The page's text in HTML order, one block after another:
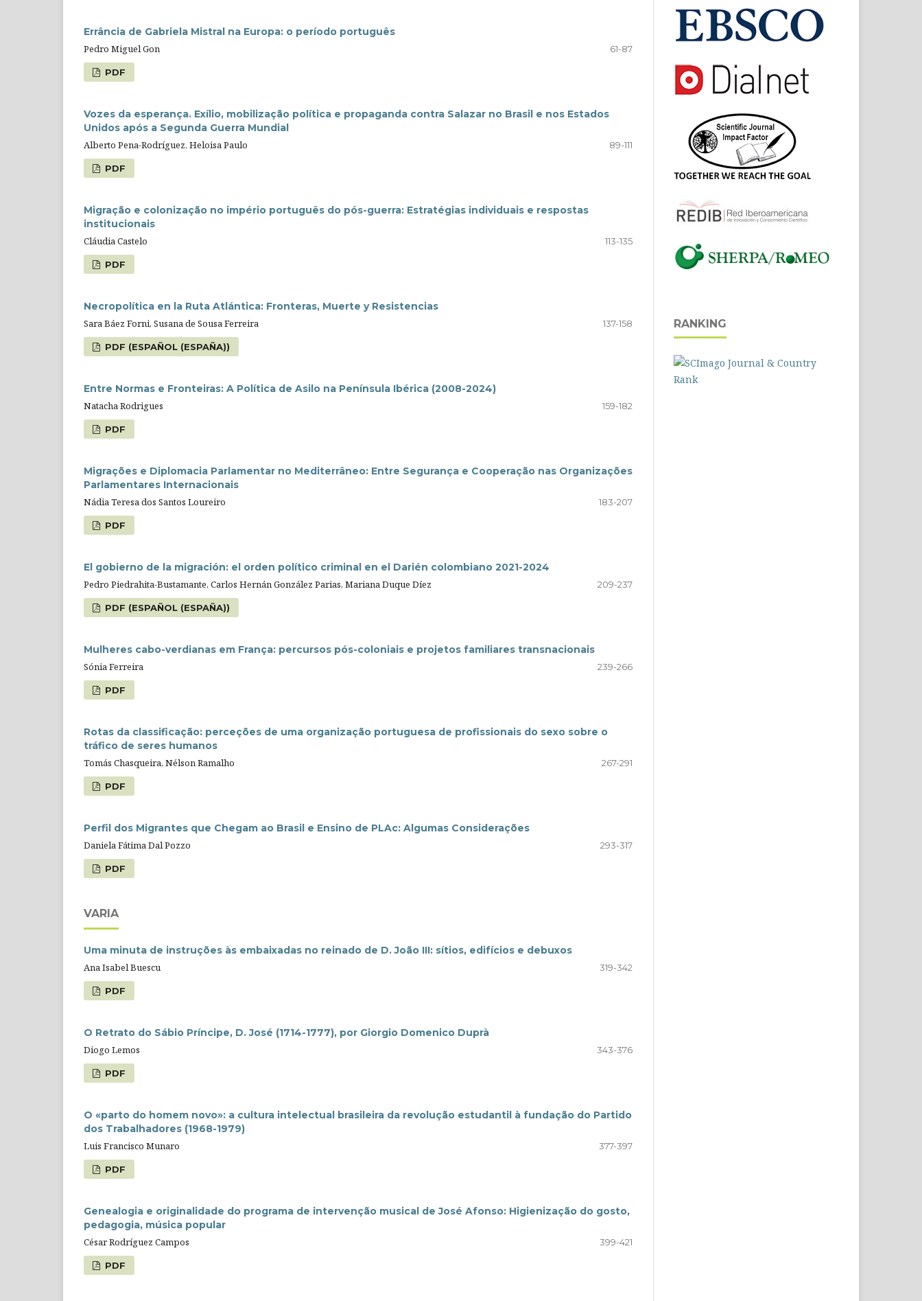
Errância de Gabriela Mistral na Europa: o período português
Pedro Miguel Gon
61-87
PDF
Vozes da esperança. Exílio, mobilização política e propaganda contra Salazar no Brasil e nos Estados
Unidos após a Segunda Guerra Mundial
Alberto Pena-Rodríguez, Heloisa Paulo
89-111
PDF
Migração e colonização no império português do pós-guerra: Estratégias individuais e respostas
institucionais
Cláudia Castelo
113-135
PDF
Necropolítica en la Ruta Atlántica: Fronteras, Muerte y Resistencias
Sara Báez Forni, Susana de Sousa Ferreira
137-158
PDF (ESPAÑOL (ESPAÑA))
Entre Normas e Fronteiras: A Política de Asilo na Península Ibérica (2008-2024)
Natacha Rodrigues
159-182
PDF
Migrações e Diplomacia Parlamentar no Mediterrâneo: Entre Segurança e Cooperação nas Organizações
Parlamentares Internacionais
Nádia Teresa dos Santos Loureiro
183-207
PDF
El gobierno de la migración: el orden político criminal en el Darién colombiano 2021-2024
Pedro Piedrahita-Bustamante, Carlos Hernán González Parias, Mariana Duque Díez
209-237
PDF (ESPAÑOL (ESPAÑA))
Mulheres cabo-verdianas em França: percursos pós-coloniais e projetos familiares transnacionais
Sónia Ferreira
239-266
PDF
Rotas da classificação: perceções de uma organização portuguesa de profissionais do sexo sobre o
tráfico de seres humanos
Tomás Chasqueira, Nélson Ramalho
267-291
PDF
Perfil dos Migrantes que Chegam ao Brasil e Ensino de PLAc: Algumas Considerações
Daniela Fátima Dal Pozzo
293-317
PDF
VARIA
Uma minuta de instruções às embaixadas no reinado de D. João III: sítios, edifícios e debuxos
Ana Isabel Buescu
319-342
PDF
O Retrato do Sábio Príncipe, D. José (1714-1777), por Giorgio Domenico Duprà
Diogo Lemos
343-376
PDF
O «parto do homem novo»: a cultura intelectual brasileira da revolução estudantil à fundação do Partido
dos Trabalhadores (1968-1979)
Luis Francisco Munaro
377-397
PDF
Genealogia e originalidade do programa de intervenção musical de José Afonso: Higienização do gosto,
pedagogia, música popular
César Rodríguez Campos
399-421
PDF
RANKING